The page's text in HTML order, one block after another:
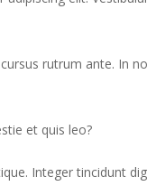
rutrum ante. In
et quis leo?
Integer tincidunt